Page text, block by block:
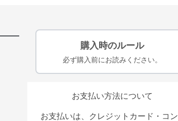
購入時のルール
必ず購入前にお読みください。
お支払い方法について
お支払いは、クレジットカード・コン